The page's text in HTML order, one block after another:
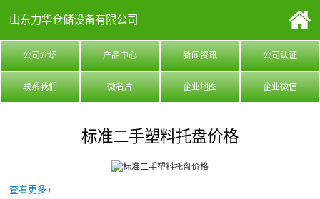
山东力华仓储设备有限公司
公司介绍 产品中心 新闻资讯 公司认证
联系我们 微名片 企业地图 企业微信
标准二手塑料托盘价格
查看更多+